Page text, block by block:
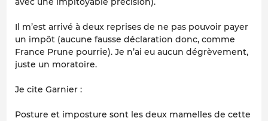
Il m’est arrivé à deux reprises de ne pas pouvoir payer
un impôt (aucune fausse déclaration donc, comme
France Prune pourrie). Je n’ai eu aucun dégrèvement,
juste un moratoire.
Je cite Garnier :
Posture et imposture sont les deux mamelles de cette